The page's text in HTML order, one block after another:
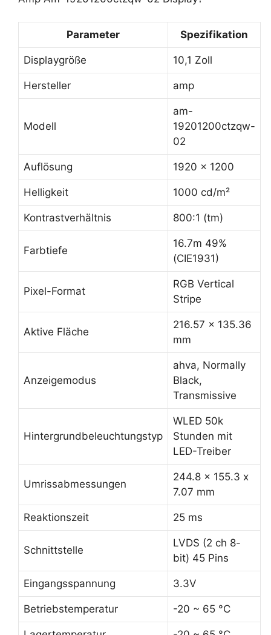
Parameter Spezifikation
Displaygröße 10,1 Zoll
Hersteller amp
Modell
am-
19201200ctzqw-
02
Auflösung 1920 x 1200
Helligkeit 1000 cd/m²
Kontrastverhältnis 800:1 (tm)
Farbtiefe
16.7m 49%
(CIE1931)
Pixel-Format
RGB Vertical
Stripe
Aktive Fläche
216.57 x 135.36
mm
Anzeigemodus
ahva, Normally
Black,
Transmissive
Hintergrundbeleuchtungstyp
WLED 50k
Stunden mit
LED-Treiber
Umrissabmessungen
244.8 x 155.3 x
7.07 mm
Reaktionszeit 25 ms
Schnittstelle
LVDS (2 ch 8-
bit) 45 Pins
Eingangsspannung 3.3V
Betriebstemperatur -20 ~ 65 °C